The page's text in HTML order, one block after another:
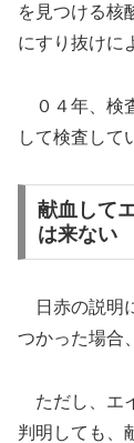
を見つける核
にすり抜けに
０４年、検
して検査して
献血して
は来ない
日赤の説明
つかった場合
ただし、エ
判明しても、